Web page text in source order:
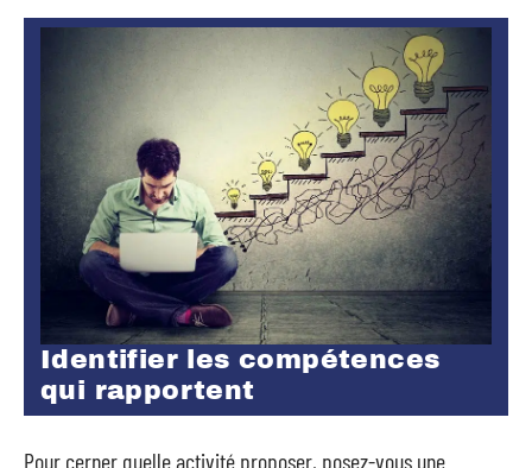
Identifier les compétences
qui rapportent
Pour cerner quelle activité proposer, posez-vous une